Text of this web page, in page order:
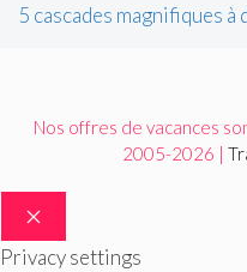
5 cascades magnifiques
Nos offres de vacances
2005-2026 |
FERMER
Privacy settings